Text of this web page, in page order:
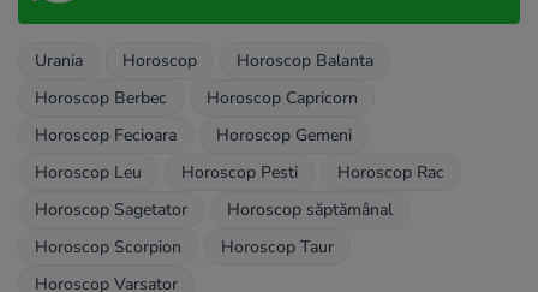
Urania Horoscop
Horoscop Balanta
Horoscop Berbec
Horoscop Capricorn
Horoscop Fecioara
Horoscop Gemeni
Horoscop Leu
Horoscop Pesti
Horoscop Rac
Horoscop Sagetator
Horoscop săptămânal
Horoscop Scorpion
Horoscop Taur
Horoscop Varsator